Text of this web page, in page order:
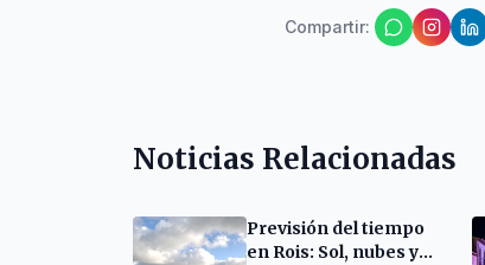
Compartir:
Noticias Relacionadas
Previsión del tiempo
en Rois: Sol, nubes y